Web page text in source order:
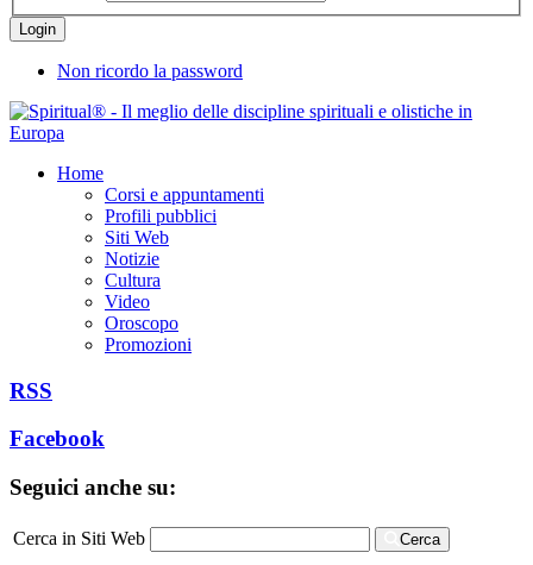
Non ricordo la password
Home
Corsi e appuntamenti
Profili pubblici
Siti Web
Notizie
Cultura
Video
Oroscopo
Promozioni
RSS
Facebook
Seguici anche su:
Cerca in Siti Web Cerca